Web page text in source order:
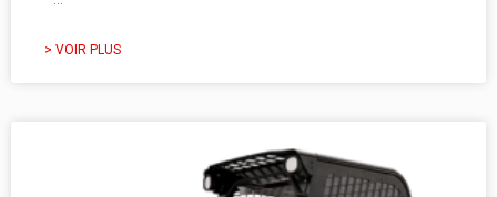
> VOIR PLUS